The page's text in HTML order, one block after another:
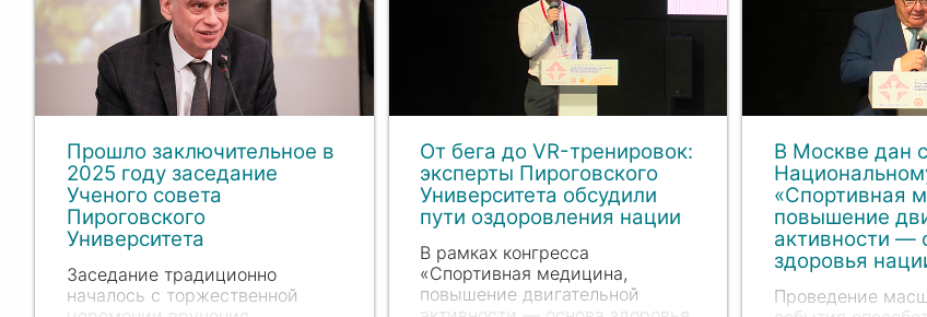
Прошло заключительное в
2025 году заседание
Ученого совета
Пироговского
Университета
Заседание традиционно
началось с торжественной
От бега до VR-тренировок:
эксперты Пироговского
Университета обсудили
пути оздоровления нации
В рамках конгресса
«Спортивная медицина,
повышение двигательной
В Москве дан
«Спортивная
повышение
активности —
здоровья
Проведение